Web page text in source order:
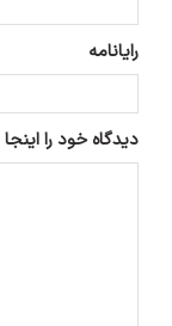
رایانامه
دیدگاه خود را